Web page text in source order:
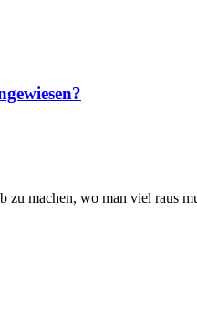
machen, wo man viel raus